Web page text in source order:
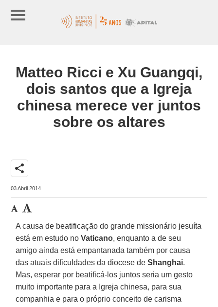
Matteo Ricci e Xu Guangqi,
dois santos que a Igreja
chinesa merece ver juntos
sobre os altares
share
03 Abril 2014
A causa de beatificação do grande missionário jesuíta
está em estudo noVaticano, enquanto a de seu
amigo ainda está empantanada também por causa
das atuais dificuldades da diocese deShanghai.
Mas, esperar por beatificá-los juntos seria um gesto
muito importante para a Igreja chinesa, para sua
companhia e para o próprio conceito de carisma